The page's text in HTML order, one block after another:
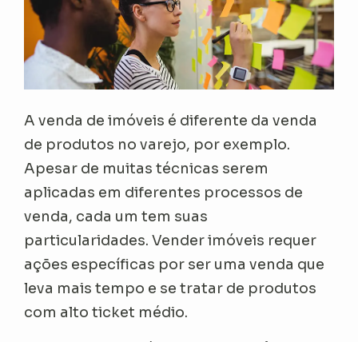
A venda de imóveis é diferente da venda
de produtos no varejo, por exemplo.
Apesar de muitas técnicas serem
aplicadas em diferentes processos de
venda, cada um tem suas
particularidades. Vender imóveis requer
ações específicas por ser uma venda que
leva mais tempo e se tratar de produtos
com alto ticket médio.